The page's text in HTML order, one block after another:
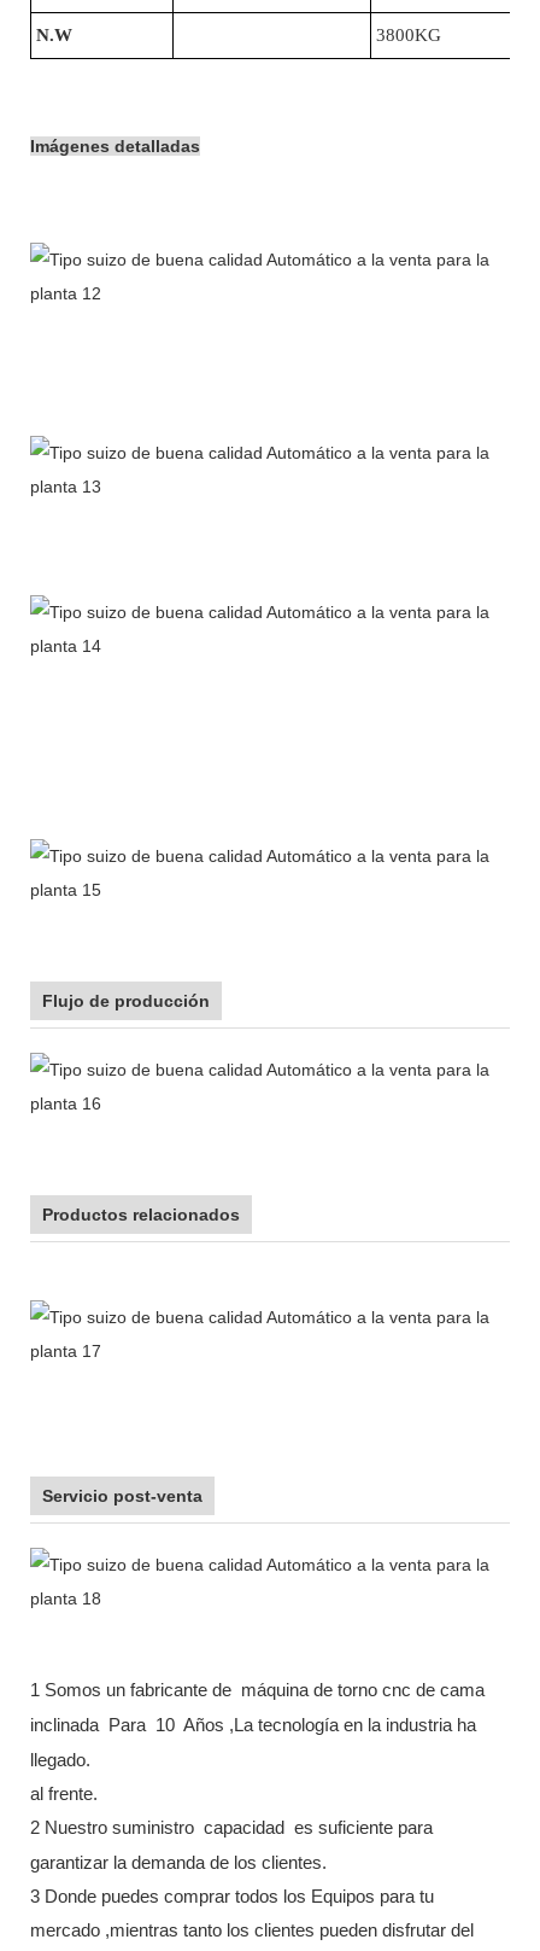
N.W 3800KG
Imágenes detalladas
Flujo de producción
Productos relacionados
Servicio post-venta
1 Somos un fabricante de máquina de torno cnc de cama
inclinada
Para 10 Años ,La tecnología en la industria ha
llegado.
al frente.
2 Nuestro suministro capacidad
es suficiente para
garantizar la demanda de los clientes.
3 Donde puedes comprar todos los Equipos para tu
mercado ,mientras tanto los clientes pueden disfrutar del